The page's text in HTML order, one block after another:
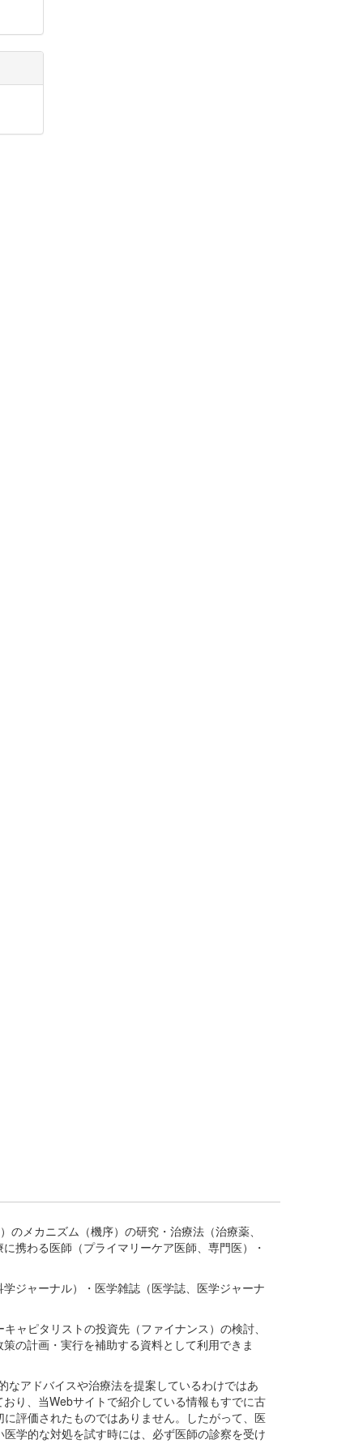
メカニズム（機序）の研究・治療法（治療薬、
携わる医師（プライマリーケア医師、専門医）・
ジャーナル）・医学雑誌（医学誌、医学ジャーナ
ャピタリストの投資先（ファイナンス）の検討、
の計画・実行を補助する資料として利用できま
なアドバイスや治療法を提案しているわけではあ
り、当Webサイトで紹介している情報もすでに古
評価されたものではありません。したがって、医
学的な対処を試す時には、必ず医師の診察を受け